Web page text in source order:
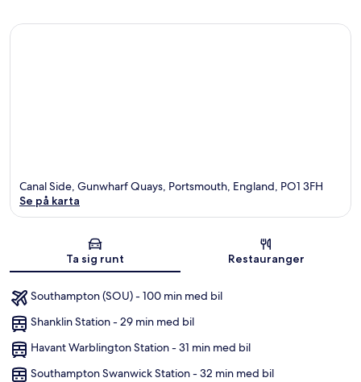
Canal Side, Gunwharf Quays, Portsmouth, England, PO1 3FH
Se på karta
Ta sig runt Restauranger
Southampton (SOU) - 100 min med bil
Shanklin Station - 29 min med bil
Havant Warblington Station - 31 min med bil
Southampton Swanwick Station - 32 min med bil